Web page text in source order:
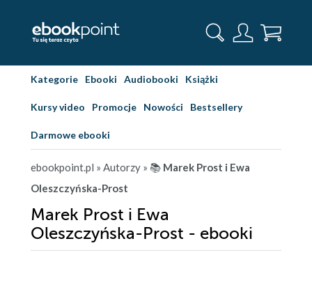
Kategorie Ebooki Audiobooki Książki
Kursy video Promocje Nowości Bestsellery
Darmowe ebooki
ebookpoint.pl » Autorzy » 📚 Marek Prost i Ewa
Oleszczyńska-Prost
Marek Prost i Ewa
Oleszczyńska-Prost - ebooki